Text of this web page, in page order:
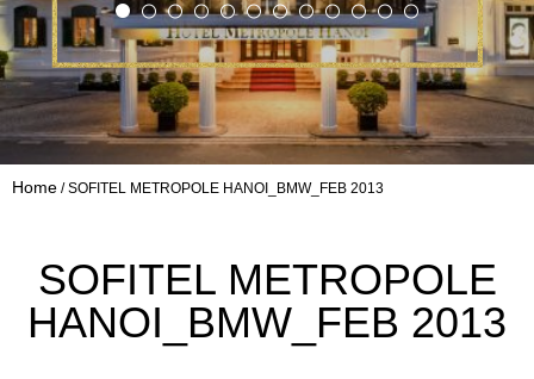
Home SOFITEL METROPOLE HANOI_BMW_FEB 2013
SOFITEL METROPOLE
HANOI_BMW_FEB 2013